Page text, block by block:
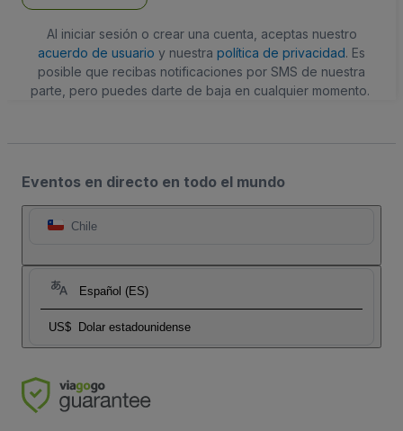
Al iniciar sesión o crear una cuenta, aceptas nuestro
acuerdo de usuario y nuestra política de privacidad. Es
posible que recibas notificaciones por SMS de nuestra
parte, pero puedes darte de baja en cualquier momento.
Eventos en directo en todo el mundo
Chile
Español (ES)
US$ Dolar estadounidense